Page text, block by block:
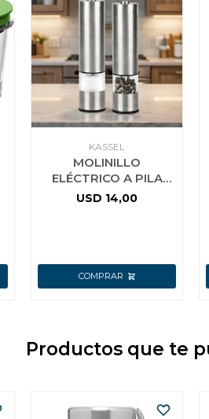
KASSEL
MOLINILLO
ELÉCTRICO A PILA
PARA SAL O PIMIENTA
USD 14,00
Productos que te